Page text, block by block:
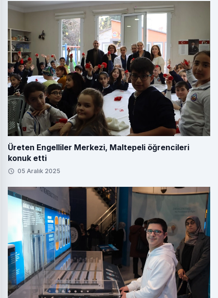
Üreten Engelliler Merkezi, Maltepeli öğrencileri
konuk etti
05 Aralık 2025